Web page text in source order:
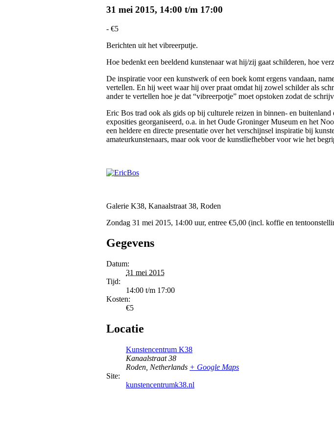
31 mei 2015, 14:00 t/m 17:00
- €5
Berichten uit het vibreerputje.
Hoe bedenkt een beeldend kunstenaar wat hij/zij gaat schilderen, hoe
De inspiratie voor een kunstwerk of een boek komt ergens vandaan,
vertellen. En hij weet waar hij over praat omdat hij zowel schilder als
ander te vertellen hoe je dat “vibreerpotje” moet opstoken zodat de
Eric Bos trad ook als gids op bij culturele reizen in binnen- en
exposities georganiseerd, o.a. in het Oude Groninger Museum en het
een heldere en directe presentatie over het verschijnsel inspiratie bij
amateurkunstenaars, maar ook voor de kunstliefhebber voor wie het
Galerie K38, Kanaalstraat 38, Roden
Zondag 31 mei 2015, 14:00 uur, entree €5,00 (incl. koffie en
Gegevens
Datum:
31 mei 2015
Tijd:
14:00 t/m 17:00
Kosten:
€5
Locatie
Kunstencentrum K38
Kanaalstraat 38
Roden Netherlands + Google Maps
Site:
kunstencentrumk38.nl